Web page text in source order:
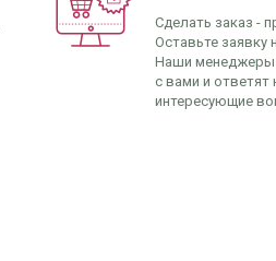
Сделать заказ -
Оставьте заявку
Наши менеджеры
с вами и ответят
интересующие